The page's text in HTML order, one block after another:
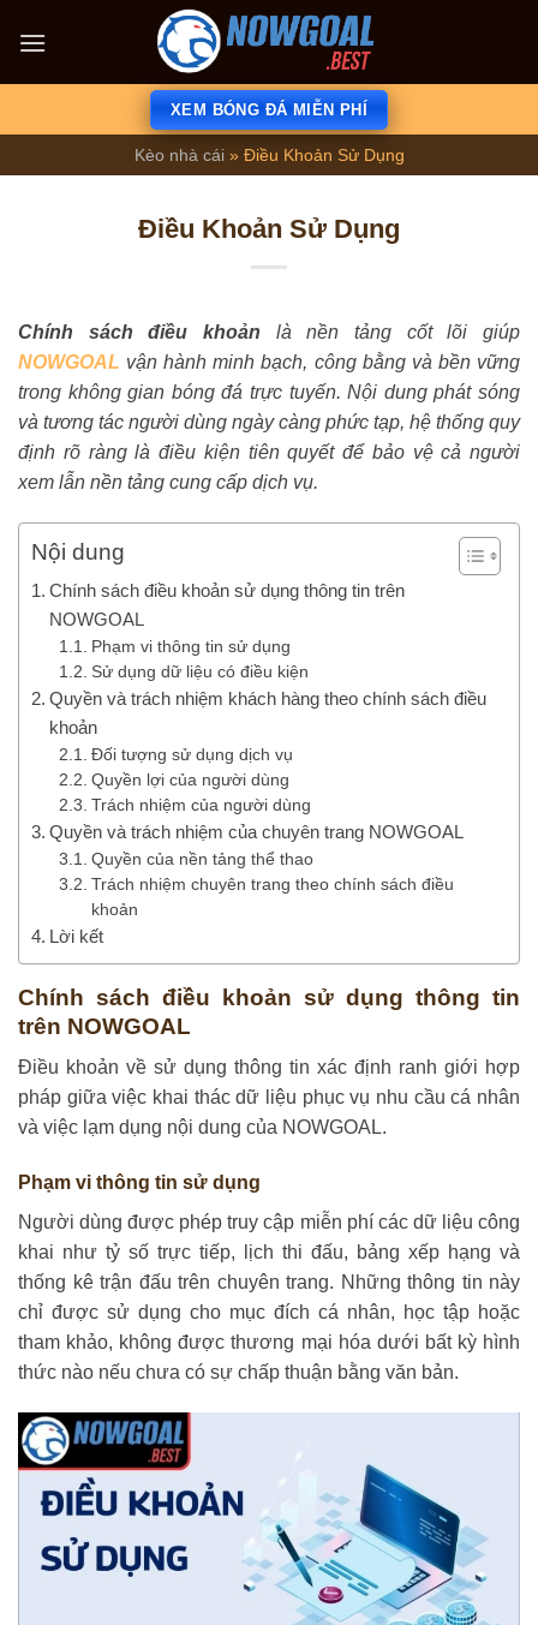
qua
XEM BÓNG ĐÁ MIỄN PHÍ
Kèo nhà cái» Điều Khoản Sử Dụng
Điều Khoản Sử Dụng
Chính sách điều khoản là nền tảng cốt lõi giúp
NOWGOAL vận hành minh bạch, công bằng và bền vững
trong không gian bóng đá trực tuyến. Nội dung phát sóng
và tương tác người dùng ngày càng phức tạp, hệ thống quy
định rõ ràng là điều kiện tiên quyết để bảo vệ cả người
xem lẫn nền tảng cung cấp dịch vụ.
Nội dung
Chính sách điều khoản sử dụng thông tin trên
NOWGOAL
Phạm vi thông tin sử dụng
Sử dụng dữ liệu có điều kiện
Quyền và trách nhiệm khách hàng theo chính sách điều
khoản
Đối tượng sử dụng dịch vụ
Quyền lợi của người dùng
Trách nhiệm của người dùng
Quyền và trách nhiệm của chuyên trang NOWGOAL
Quyền của nền tảng thể thao
Trách nhiệm chuyên trang theo chính sách điều
khoản
Lời kết
Chính sách điều khoản sử dụng thông tin
trên NOWGOAL
Điều khoản về sử dụng thông tin xác định ranh giới hợp
pháp giữa việc khai thác dữ liệu phục vụ nhu cầu cá nhân
và việc lạm dụng nội dung của NOWGOAL.
Phạm vi thông tin sử dụng
Người dùng được phép truy cập miễn phí các dữ liệu công
khai như tỷ số trực tiếp, lịch thi đấu, bảng xếp hạng và
thống kê trận đấu trên chuyên trang. Những thông tin này
chỉ được sử dụng cho mục đích cá nhân, học tập hoặc
tham khảo, không được thương mại hóa dưới bất kỳ hình
thức nào nếu chưa có sự chấp thuận bằng văn bản.